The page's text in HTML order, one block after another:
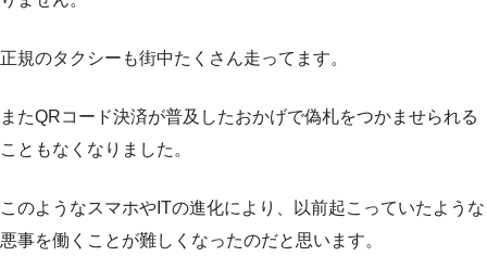
正規のタクシーも街中たくさん走ってます。
またQRコード決済が普及したおかげで偽札をつかませられる
こともなくなりました。
このようなスマホやITの進化により、以前起こっていたような
悪事を働くことが難しくなったのだと思います。